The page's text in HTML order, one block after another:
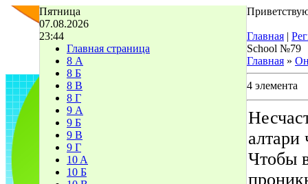
Пятница
07.08.2026
23:44
Главная страница
8 А
8 Б
8 В
8 Г
9 А
9 Б
9 В
9 Г
10 A
10 Б
Главная |
School №79
Главная »
4 элемента
Чтобы